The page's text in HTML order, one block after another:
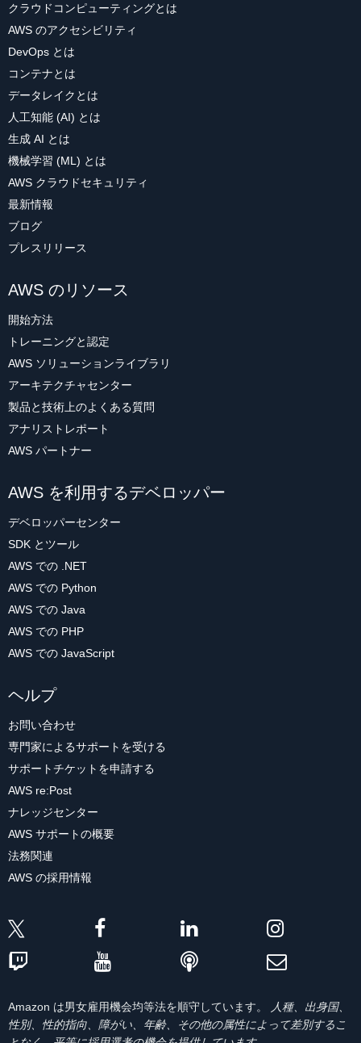
クラウドコンピューティングとは
AWS のアクセシビリティ
DevOps とは
コンテナとは
データレイクとは
人工知能 (AI) とは
生成 AI とは
機械学習 (ML) とは
AWS クラウドセキュリティ
最新情報
ブログ
プレスリリース
AWS のリソース
開始方法
トレーニングと認定
AWS ソリューションライブラリ
アーキテクチャセンター
製品と技術上のよくある質問
アナリストレポート
AWS パートナー
AWS を利用するデベロッパー
デベロッパーセンター
SDK とツール
AWS での .NET
AWS での Python
AWS での Java
AWS での PHP
AWS での JavaScript
ヘルプ
お問い合わせ
専門家によるサポートを受ける
サポートチケットを申請する
AWS re:Post
ナレッジセンター
AWS サポートの概要
法務関連
AWS の採用情報
Amazon は男女雇用機会均等法を順守しています。
人種、出身国、
性別、性的指向、障がい、年齢、その他の属性によって差別するこ